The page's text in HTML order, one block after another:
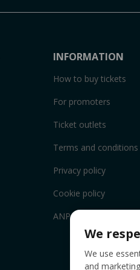
INFORMATION
How to buy tickets
For promoters
Ticket outlets
Terms and conditions
Privacy policy
Cookie policy
ANPC
We
We use
and